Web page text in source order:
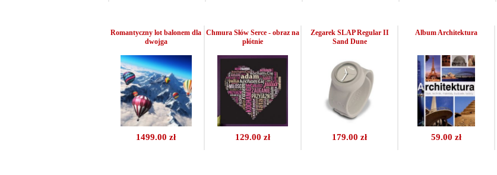
1499.00 zł
Romantyczny lot balonem dla
dwojga
129.00 zł
Chmura Słów Serce - obraz na
płótnie
179.00 zł
Zegarek SLAP Regular II
Sand Dune
59.00 zł
Album Architektura